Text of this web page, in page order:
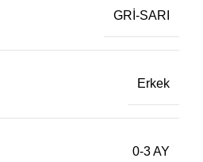
GRİ-SARI
Erkek
0-3 AY